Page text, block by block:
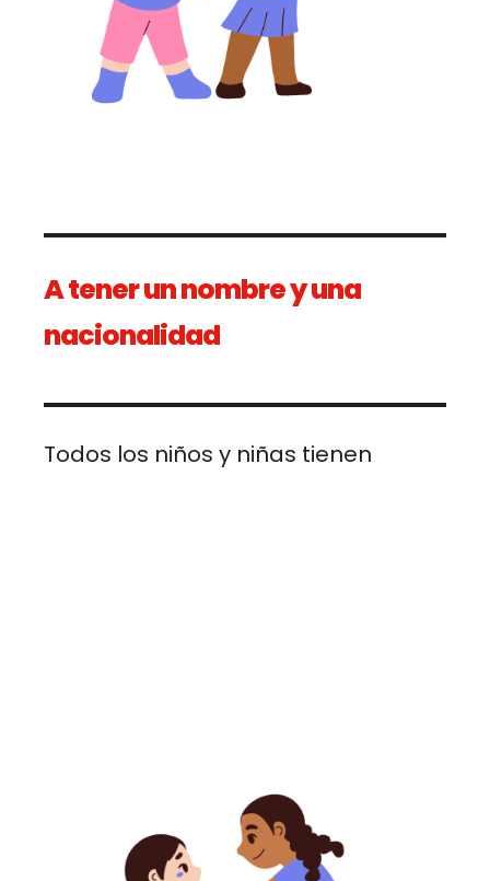
A tener un nombre y una
nacionalidad
Todos los niños y niñas tienen